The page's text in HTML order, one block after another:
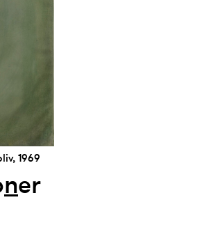
1969
ner